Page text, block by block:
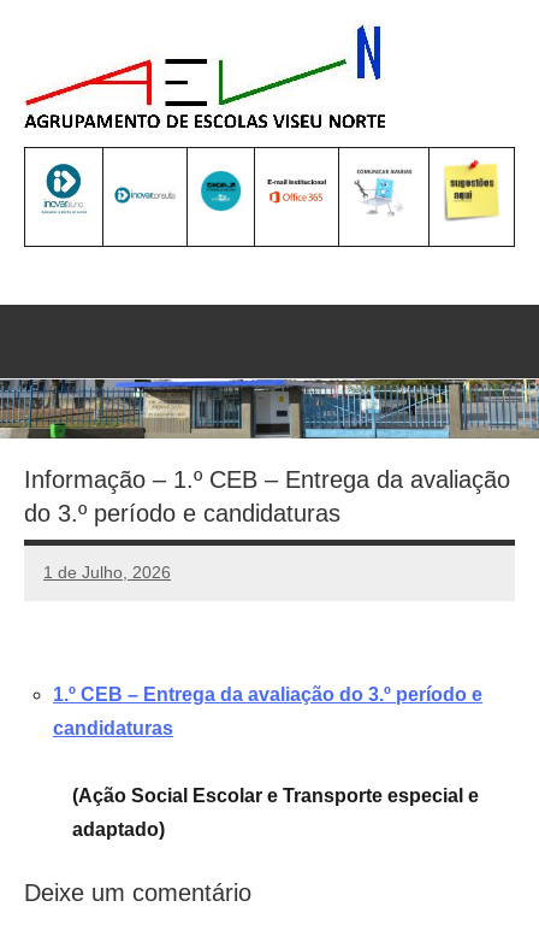
conteúdo
Informação – 1.º CEB – Entrega da avaliação
do 3.º período e candidaturas
1 de Julho, 2026
manueljulio
Sem
1.º CEB – Entrega da avaliação do 3.º período e
candidaturas
(Ação Social Escolar e Transporte especial e
adaptado)
Deixe um comentário